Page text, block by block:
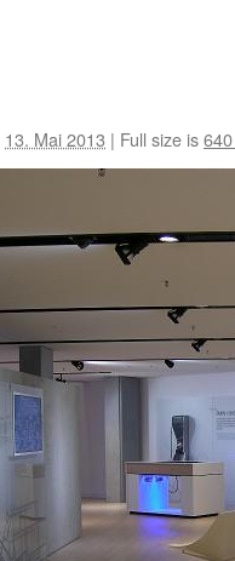
13. Mai 2013 | Full size is